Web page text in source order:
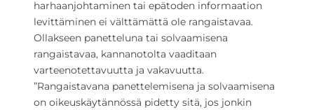
harhaanjohtaminen tai epätoden informaation
levittäminen ei välttämättä ole rangaistavaa.
Ollakseen panetteluna tai solvaamisena
rangaistavaa, kannanotolta vaaditaan
varteenotettavuutta ja vakavuutta.
”Rangaistavana panettelemisena ja solvaamisena
on oikeuskäytännössä pidetty sitä, jos jonkin